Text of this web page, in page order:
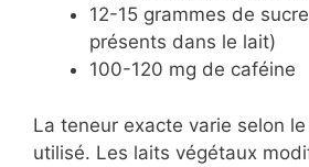
12-15 grammes de
présents dans le lait)
100-120 mg de caféine
La teneur exacte varie selon
utilisé. Les laits végétaux